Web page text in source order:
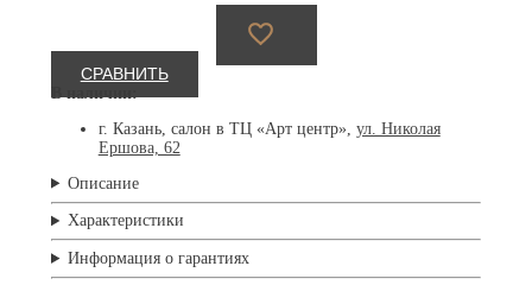
СРАВНИТЬ
В наличии:
г. Казань, салон в ТЦ «Арт центр», ул. Николая
Ершова, 62
Описание
Характеристики
Информация о гарантиях